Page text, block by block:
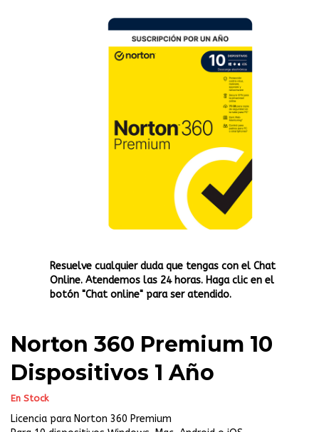
Resuelve cualquier duda que tengas con el Chat
Online. Atendemos las 24 horas. Haga clic en el
botón "Chat online" para ser atendido.
Norton 360 Premium 10
Dispositivos 1 Año
En Stock
Licencia para Norton 360 Premium